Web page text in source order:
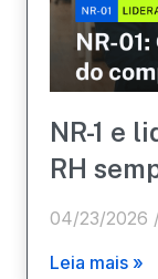
NR-1 e
RH
04/23/2026
Leia mais »